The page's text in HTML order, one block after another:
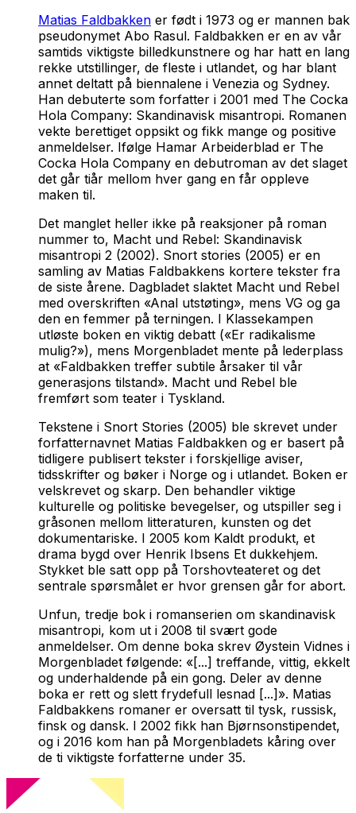
Matias Faldbakken er født i 1973 og er mannen bak
pseudonymet Abo Rasul. Faldbakken er en av vår
samtids viktigste billedkunstnere og har hatt en lang
rekke utstillinger, de fleste i utlandet, og har blant
annet deltatt på biennalene i Venezia og Sydney.
Han debuterte som forfatter i 2001 med The Cocka
Hola Company: Skandinavisk misantropi. Romanen
vekte berettiget oppsikt og fikk mange og positive
anmeldelser. Ifølge Hamar Arbeiderblad er The
Cocka Hola Company en debutroman av det slaget
det går tiår mellom hver gang en får oppleve
maken til.
Det manglet heller ikke på reaksjoner på roman
nummer to, Macht und Rebel: Skandinavisk
misantropi 2 (2002). Snort stories (2005) er en
samling av Matias Faldbakkens kortere tekster fra
de siste årene. Dagbladet slaktet Macht und Rebel
med overskriften «Anal utstøting», mens VG og ga
den en femmer på terningen. I Klassekampen
utløste boken en viktig debatt («Er radikalisme
mulig?»), mens Morgenbladet mente på lederplass
at «Faldbakken treffer subtile årsaker til vår
generasjons tilstand». Macht und Rebel ble
fremført som teater i Tyskland.
Tekstene i Snort Stories (2005) ble skrevet under
forfatternavnet Matias Faldbakken og er basert på
tidligere publisert tekster i forskjellige aviser,
tidsskrifter og bøker i Norge og i utlandet. Boken er
velskrevet og skarp. Den behandler viktige
kulturelle og politiske bevegelser, og utspiller seg i
gråsonen mellom litteraturen, kunsten og det
dokumentariske. I 2005 kom Kaldt produkt, et
drama bygd over Henrik Ibsens Et dukkehjem.
Stykket ble satt opp på Torshovteateret og det
sentrale spørsmålet er hvor grensen går for abort.
Unfun, tredje bok i romanserien om skandinavisk
misantropi, kom ut i 2008 til svært gode
anmeldelser. Om denne boka skrev Øystein Vidnes i
Morgenbladet følgende: «[...] treffande, vittig, ekkelt
og underhaldende på ein gong. Deler av denne
boka er rett og slett frydefull lesnad [...]». Matias
Faldbakkens romaner er oversatt til tysk, russisk,
finsk og dansk. I 2002 fikk han Bjørnsonstipendet,
og i 2016 kom han på Morgenbladets kåring over
de ti viktigste forfatterne under 35.